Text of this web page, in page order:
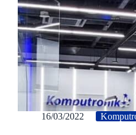
16/03/2022